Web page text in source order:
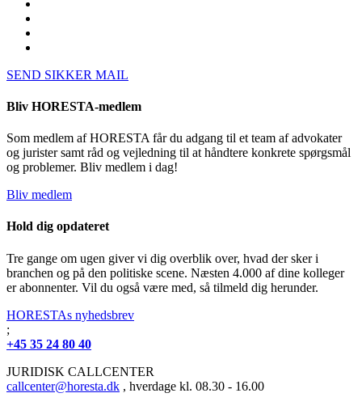
SEND SIKKER MAIL
Bliv HORESTA-medlem
Som medlem af HORESTA får du adgang til et team af advokater
og jurister samt råd og vejledning til at håndtere konkrete spørgsmål
og problemer. Bliv medlem i dag!
Bliv medlem
Hold dig opdateret
Tre gange om ugen giver vi dig overblik over, hvad der sker i
branchen og på den politiske scene. Næsten 4.000 af dine kolleger
er abonnenter. Vil du også være med, så tilmeld dig herunder.
HORESTAs nyhedsbrev
;
+45 35 24 80 40
JURIDISK CALLCENTER
callcenter@horesta.dk , hverdage kl. 08.30 - 16.00